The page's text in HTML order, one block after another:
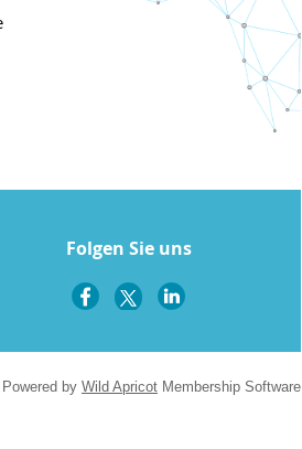
Folgen Sie uns
Powered by Wild Apricot Membership Software